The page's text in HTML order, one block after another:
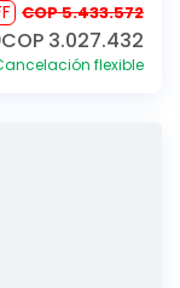
COP 5.433.572
COP 3.027.432
flexible